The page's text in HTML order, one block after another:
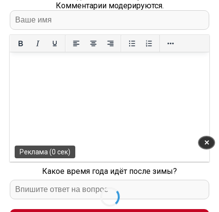
Комментарии модерируются.
Какое время года идёт после зимы?
✕
Реклама (0 сек)